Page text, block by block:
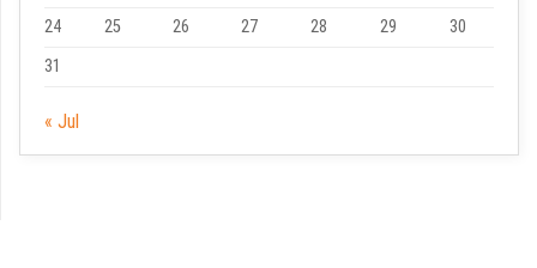
24
25 26 27 28 29
30
31
« Jul